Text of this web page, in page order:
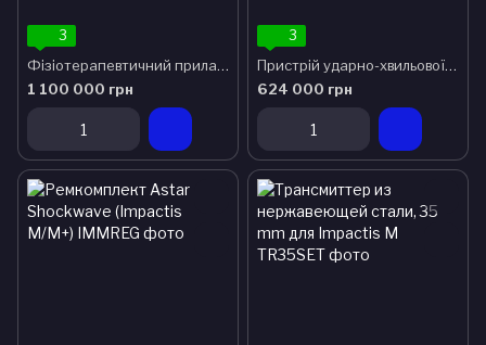
3
Фізіотерапевтичний прилад ударно-хвильової терапії Medi Puls
1 100 000 грн
3
Пристрій ударно-хвильової терапії ASTAR
624 000 грн